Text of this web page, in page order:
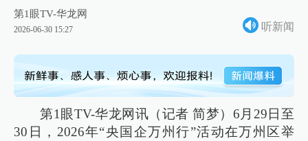
第1眼TV-华龙网
2026-06-30 15:27 听新闻
第1眼TV-华龙网讯（记者 简梦）6月29日至
30日，2026年“央国企万州行”活动在万州区举